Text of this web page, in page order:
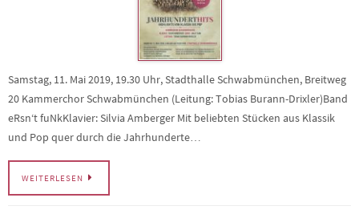
Samstag, 11. Mai 2019, 19.30 Uhr, Stadthalle Schwabmünchen, Breitweg
20 Kammerchor Schwabmünchen (Leitung: Tobias Burann-Drixler)Band
eRsn‘t fuNkKlavier: Silvia Amberger Mit beliebten Stücken aus Klassik
und Pop quer durch die Jahrhunderte…
WEITERLESEN